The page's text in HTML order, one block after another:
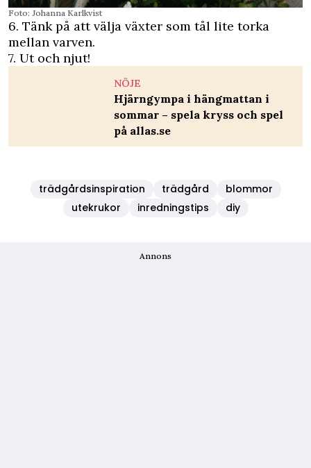
Foto: Johanna Karlkvist
6. Tänk på att välja växter som tål lite torka
mellan varven.
7. Ut och njut!
NÖJE
Hjärngympa i hängmattan i
sommar – spela kryss och spel
på allas.se
trädgårdsinspiration trädgård
blommor
utekrukor
inredningstips diy
Annons